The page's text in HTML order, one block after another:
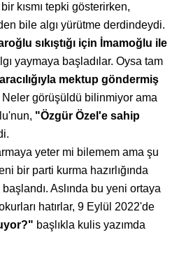
kısmı tepki gösterirken,
bile algı yürütme derdindeydi.
sıkıştığı için İmamoğlu ile
yaymaya başladılar. Oysa tam
mektup göndermiş
görüşüldü bilinmiyor ama
"Özgür Özel'e sahip
yeter mi bilemem ama şu
bir parti kurma hazırlığında
Aslında bu yeni ortaya
hatırlar, 9 Eylül 2022'de
başlıkla kulis yazımda